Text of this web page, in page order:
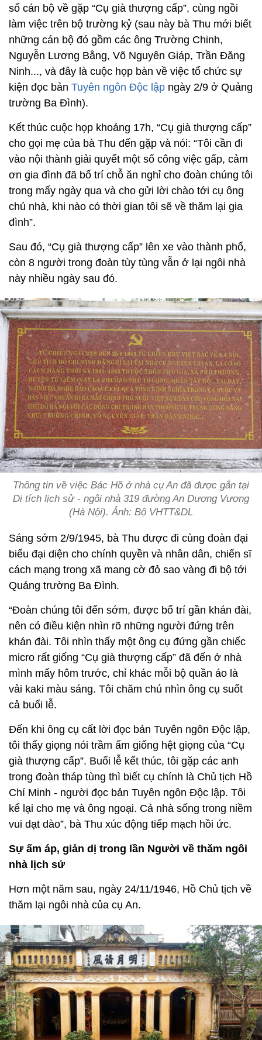
số cán bộ về gặp “Cụ già thượng cấp”, cùng ngồi
làm việc trên bộ trường kỷ (sau này bà Thu mới biết
những cán bộ đó gồm các ông Trường Chinh,
Nguyễn Lương Bằng, Võ Nguyên Giáp, Trần Đăng
Ninh..., và đây là cuộc họp bàn về việc tổ chức sự
kiện đọc bản Tuyên ngôn Độc lập ngày 2/9 ở Quảng
trường Ba Đình).
Kết thúc cuộc họp khoảng 17h, “Cụ già thượng cấp”
cho gọi mẹ của bà Thu đến gặp và nói: “Tôi cần đi
vào nội thành giải quyết một số công việc gấp, cảm
ơn gia đình đã bố trí chỗ ăn nghỉ cho đoàn chúng tôi
trong mấy ngày qua và cho gửi lời chào tới cụ ông
chủ nhà, khi nào có thời gian tôi sẽ về thăm lại gia
đình”.
Sau đó, “Cụ già thượng cấp” lên xe vào thành phố,
còn 8 người trong đoàn tùy tùng vẫn ở lại ngôi nhà
này nhiều ngày sau đó.
Thông tin về việc Bác Hồ ở nhà cụ An đã được gắn tại
Di tích lịch sử - ngôi nhà 319 đường An Dương Vương
(Hà Nội). Ảnh: Bộ VHTT&DL
Sáng sớm 2/9/1945, bà Thu được đi cùng đoàn đại
biểu đại diện cho chính quyền và nhân dân, chiến sĩ
cách mạng trong xã mang cờ đỏ sao vàng đi bộ tới
Quảng trường Ba Đình.
“Đoàn chúng tôi đến sớm, được bố trí gần khán đài,
nên có điều kiện nhìn rõ những người đứng trên
khán đài. Tôi nhìn thấy một ông cụ đứng gần chiếc
micro rất giống “Cụ già thượng cấp” đã đến ở nhà
mình mấy hôm trước, chỉ khác mỗi bộ quần áo là
vải kaki màu sáng. Tôi chăm chú nhìn ông cụ suốt
cả buổi lễ.
Đến khi ông cụ cất lời đọc bản Tuyên ngôn Độc lập,
tôi thấy giọng nói trầm ấm giống hệt giọng của “Cụ
già thượng cấp”. Buổi lễ kết thúc, tôi gặp các anh
trong đoàn tháp tùng thì biết cụ chính là Chủ tịch Hồ
Chí Minh - người đọc bản Tuyên ngôn Độc lập. Tôi
kể lại cho mẹ và ông ngoại. Cả nhà sống trong niềm
vui dạt dào”, bà Thu xúc động tiếp mạch hồi ức.
Sự ấm áp, giản dị trong lần Người về thăm ngôi
nhà lịch sử
Hơn một năm sau, ngày 24/11/1946, Hồ Chủ tịch về
thăm lại ngôi nhà của cụ An.